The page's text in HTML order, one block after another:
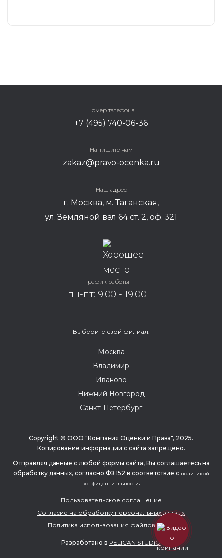
Номер телефона
+7 (495) 740-06-36
Напишите нам
zakaz@pravo-ocenka.ru
Наш адрес
г. Москва, м. Таганская,
ул. Земляной вал 64 ст. 2, оф. 321
График работы
пн-пт: 9.00 - 19.00
Выберите свой филиал:
Москва
Владимир
Иваново
Нижний Новгород
Санкт-Петербург
Copyright © ООО "Компания Оценки и Права", 2025.
Копирование информации с сайта запрещено.
Отправляя данные с любой формы сайта, Вы соглашаетесь на
обработку данных, согласно ФЗ 152 в соответствие с политикой
конфиденциальности.
Пользовательское соглашение
Согласие на обработку персональных данных
Политика использования файлов cookie
Разработано в PELICAN STUDIO